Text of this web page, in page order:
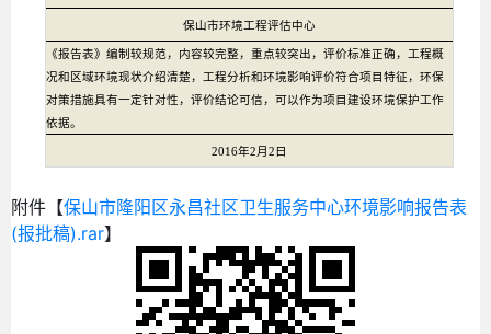
保山市环境工程评估中心
《报告表》编制较规范，内容较完整，重点较突出，评价标准正确，工程概
况和区域环境现状介绍清楚，工程分析和环境影响评价符合项目特征，环保
对策措施具有一定针对性，评价结论可信，可以作为项目建设环境保护工作
依据。
201 6年2月 2 日
附件【保山市隆阳区永昌社区卫生服务中心环境影响报告表
(报批稿).rar】